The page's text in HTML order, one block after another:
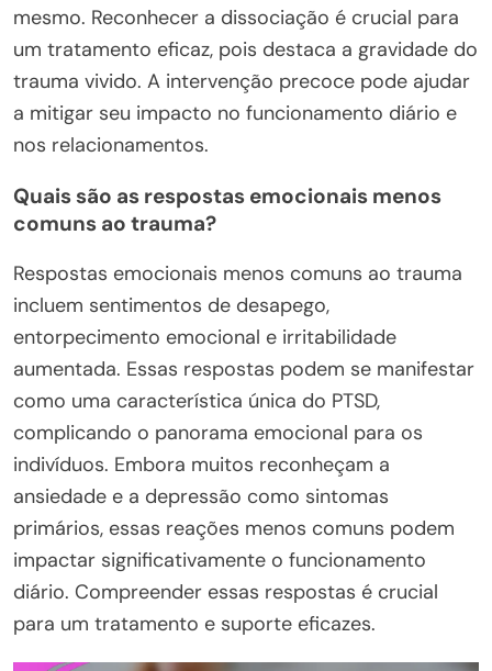
mesmo. Reconhecer a dissociação é crucial para
um tratamento eficaz, pois destaca a gravidade do
trauma vivido. A intervenção precoce pode ajudar
a mitigar seu impacto no funcionamento diário e
nos relacionamentos.
Quais são as respostas emocionais menos
comuns ao trauma?
Respostas emocionais menos comuns ao trauma
incluem sentimentos de desapego,
entorpecimento emocional e irritabilidade
aumentada. Essas respostas podem se manifestar
como uma característica única do PTSD,
complicando o panorama emocional para os
indivíduos. Embora muitos reconheçam a
ansiedade e a depressão como sintomas
primários, essas reações menos comuns podem
impactar significativamente o funcionamento
diário. Compreender essas respostas é crucial
para um tratamento e suporte eficazes.